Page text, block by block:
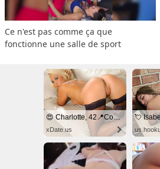
Ce n'est pas comme ça que
fonctionne une salle de sport